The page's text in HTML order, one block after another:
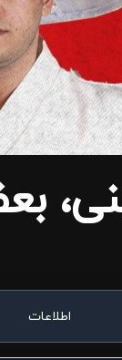
اطلاعات